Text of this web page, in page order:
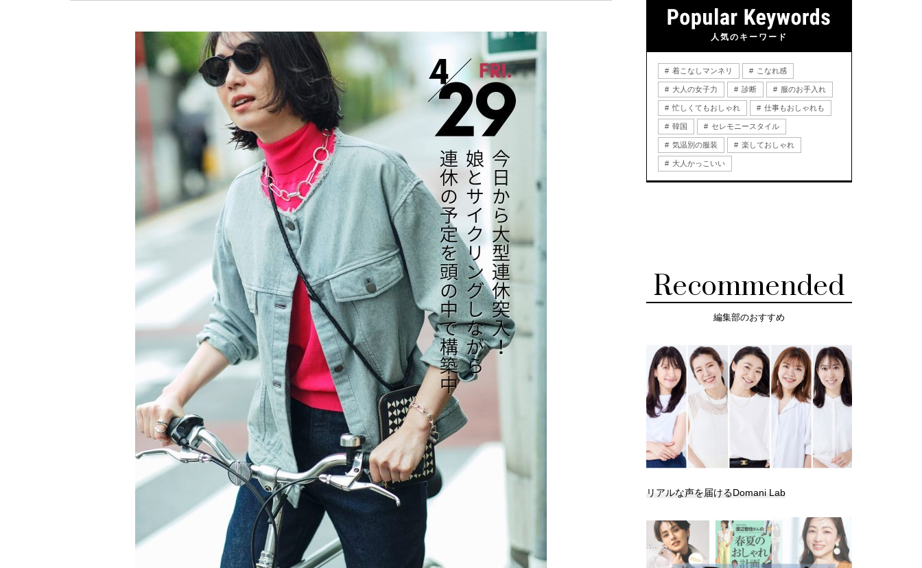
人気のキーワード
着こなしマンネリ こなれ感
大人の女子力 診断 服のお手入れ
忙しくてもおしゃれ 仕事もおしゃれも
韓国 セレモニースタイル
気温別の服装 楽しておしゃれ
大人かっこいい
Recommended
編集部のおすすめ
リアルな声を届けるDomani Lab